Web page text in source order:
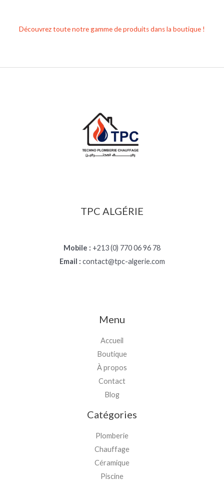
Découvrez toute notre gamme de produits dans la boutique !
TPC ALGÉRIE
Mobile : +213 (0) 770 06 96 78
Email : contact@tpc-algerie.com
Menu
Accueil
Boutique
À propos
Contact
Blog
Catégories
Plomberie
Chauffage
Céramique
Piscine